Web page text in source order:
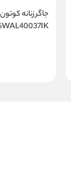
6WAL40037IK